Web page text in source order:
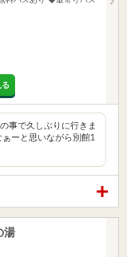
事で久しぶりに行きま
ーと思いながら別館1
湯